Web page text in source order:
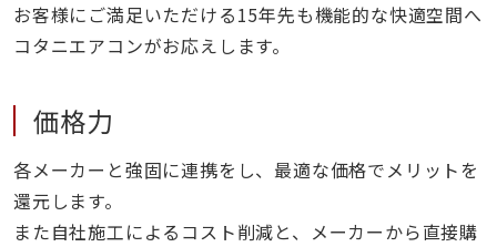
お客様にご満足いただける15年先も機能的な快適空間へ
コタニエアコンがお応えします。
価格力
各メーカーと強固に連携をし、最適な価格でメリットを
還元します。
また自社施工によるコスト削減と、メーカーから直接購